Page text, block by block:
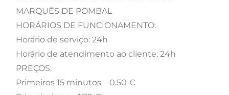
MARQUÊS DE POMBAL
HORÁRIOS DE FUNCIONAMENTO:
Horário de serviço: 24h
Horário de atendimento ao cliente: 24h
PREÇOS:
Primeiros 15 minutos – 0.50 €